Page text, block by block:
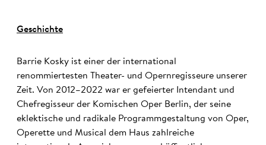
Geschichte
Barrie Kosky ist einer der international
renommiertesten Theater- und Opernregisseure unserer
Zeit. Von 2012–2022 war er gefeierter Intendant und
Chefregisseur der Komischen Oper Berlin, der seine
eklektische und radikale Programmgestaltung von Oper,
Operette und Musical dem Haus zahlreiche